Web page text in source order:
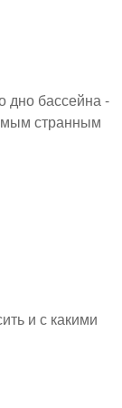
дно бассейна -
странным
и с какими